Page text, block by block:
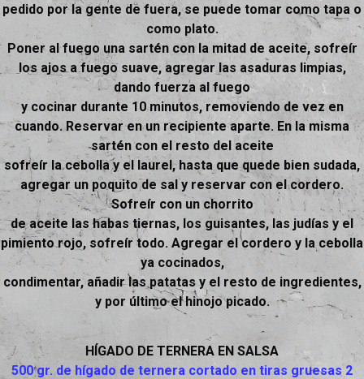
pedido por la gente de fuera, se puede tomar como tapa o
como plato.
Poner al fuego una sartén con la mitad de aceite, sofreír
los ajos a fuego suave, agregar las asaduras limpias,
dando fuerza al fuego
y cocinar durante 10 minutos, removiendo de vez en
cuando. Reservar en un recipiente aparte. En la misma
sartén con el resto del aceite
sofreír la cebolla y el laurel, hasta que quede bien sudada,
agregar un poquito de sal y reservar con el cordero.
Sofreír con un chorrito
de aceite las habas tiernas, los guisantes, las judías y el
pimiento rojo, sofreír todo. Agregar el cordero y la cebolla
ya cocinados,
condimentar, añadir las patatas y el resto de ingredientes,
y por último el hinojo picado.
HÍGADO DE TERNERA EN SALSA
500 gr. de hígado de ternera cortado en tiras gruesas 2